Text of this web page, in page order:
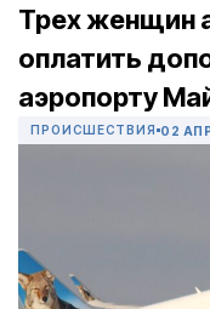
Трех женщин
оплатить
аэропорту
ПРОИСШЕСТВИЯ 02